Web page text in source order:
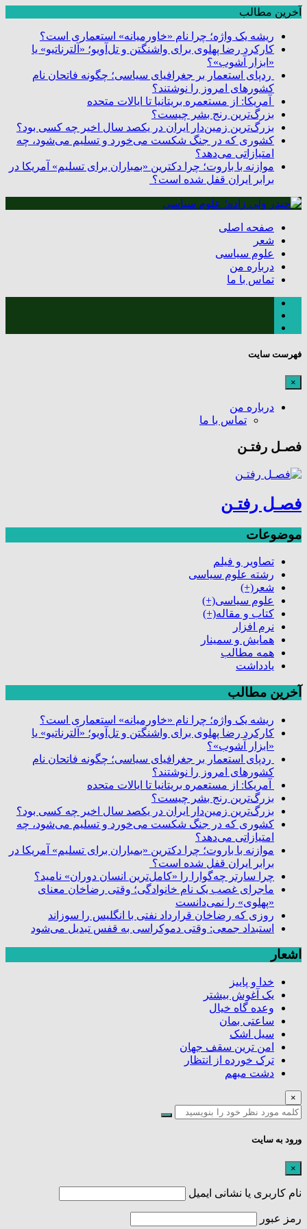
آخرین مطالب
ریشه یک واژه؛ چرا نام «خاورمیانه» استعماری است؟
کارکرد رضا پهلوی برای واشنگتن و تل‌آویو؛ «آلترناتیو» یا
«ابزار آشوب»؟
ردپای استعمار بر جغرافیای سیاسی؛ چگونه فاتحان نام
کشورهای امروز را نوشتند؟
آمریکا: از مستعمره بریتانیا تا ایالات متحده
بزرگ‌ترین رنج بشر چیست؟
بزرگ‌ترین زمین‌دار ایران در یکصد سال اخیر چه کسی بود؟
کشوری که در جنگ شکست می‌خورد و تسلیم می‌شود، چه
امتیازاتی می‌دهد؟
موازنه با باروت؛ چرا دکترین «بمباران برای تسلیم» آمریکا در
برابر ایران قفل شده است؟
صفحه اصلی
شعر
علوم سیاسی
درباره من
تماس با ما
فهرست سایت
×
درباره من
تماس با ما
فصـل رفتـن
فصـل رفتـن
موضوعات
تصاویر و فیلم
رشته علوم سیاسی
شعر (+)
علوم سیاسی(+)
کتاب و مقاله(+)
نرم افزار
همایش و سمینار
همه مطالب
یادداشت
آخرین مطالب
ریشه یک واژه؛ چرا نام «خاورمیانه» استعماری است؟
کارکرد رضا پهلوی برای واشنگتن و تل‌آویو؛ «آلترناتیو» یا
«ابزار آشوب»؟
ردپای استعمار بر جغرافیای سیاسی؛ چگونه فاتحان نام
کشورهای امروز را نوشتند؟
آمریکا: از مستعمره بریتانیا تا ایالات متحده
بزرگ‌ترین رنج بشر چیست؟
بزرگ‌ترین زمین‌دار ایران در یکصد سال اخیر چه کسی بود؟
کشوری که در جنگ شکست می‌خورد و تسلیم می‌شود، چه
امتیازاتی می‌دهد؟
موازنه با باروت؛ چرا دکترین «بمباران برای تسلیم» آمریکا در
برابر ایران قفل شده است؟
چرا سارتر چه‌گوارا را «کامل‌ترین انسان دوران» نامید؟
ماجرای غصب یک نام خانوادگی؛ وقتی رضاخان معنای
«پهلوی» را نمی‌دانست
روزی که رضاخان قرارداد نفتی با انگلیس را سوزاند
استبداد جمعی: وقتی دموکراسی به قفس تبدیل می‌شود
اشعار
خدا و پاییز
یک آغوش بیشتر
وعده گاه خیال
ساعتی بمان
سیل اشک
امن ترین سقف جهان
ترک خورده از انتظار
دشت مبهم
×
ورود به سایت
×
نام کاربری یا نشانی ایمیل
رمز عبور